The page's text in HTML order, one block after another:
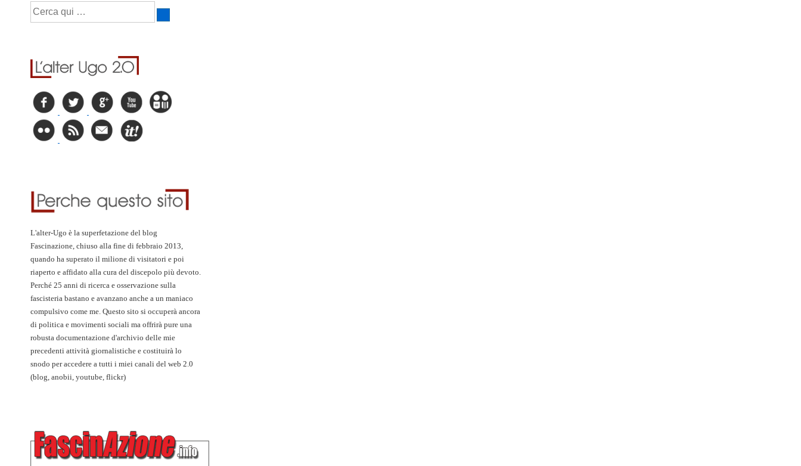
L'alter-Ugo è la superfetazione del blog
Fascinazione, chiuso alla fine di febbraio 2013,
quando ha superato il milione di visitatori e poi
riaperto e affidato alla cura del discepolo più devoto.
Perché 25 anni di ricerca e osservazione sulla
fascisteria bastano e avanzano anche a un maniaco
compulsivo come me. Questo sito si occuperà ancora
di politica e movimenti sociali ma offrirà pure una
robusta documentazione d'archivio delle mie
precedenti attività giornalistiche e costituirà lo
snodo per accedere a tutti i miei canali del web 2.0
(blog, anobii, youtube, flickr)